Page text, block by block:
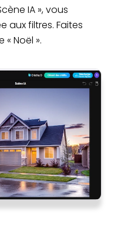
IA », vous
aux filtres. Faites
Noël ».